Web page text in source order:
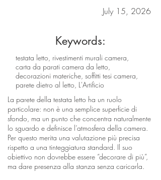
July 15, 2026
Keywords:
testata letto, rivestimenti murali camera,
carta da parati camera da letto,
decorazioni materiche, soffitti tesi camera,
parete dietro al letto, L'Artificio
La parete della testata letto ha un ruolo
particolare: non è una semplice superficie di
sfondo, ma un punto che concentra naturalmente
lo sguardo e definisce l’atmosfera della camera.
Per questo merita una valutazione più precisa
rispetto a una tinteggiatura standard. Il suo
obiettivo non dovrebbe essere “decorare di più”,
ma dare presenza alla stanza senza caricarla.